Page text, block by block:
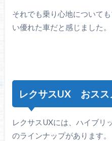
それでも乗り心地について
い優れた車だと感じました。
レクサスUX おスス
レクサスUXには、ハイブリ
のラインナップがあります。